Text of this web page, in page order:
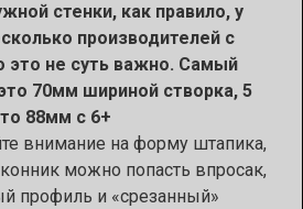
стенки, как правило, у
производителей с
это не суть важно. Самый
70мм шириной створка, 5
88мм с 6+
внимание на форму штапика,
можно попасть впросак,
профиль и «срезанный»